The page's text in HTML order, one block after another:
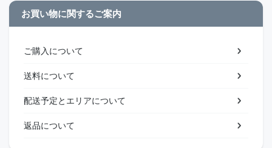
お買い物に関するご案内
ご購入について
送料について
配送予定とエリアについて
返品について